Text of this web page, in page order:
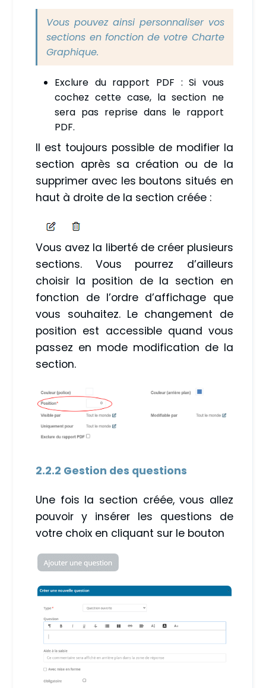
Vous pouvez ainsi personnaliser vos
sections en fonction de votre Charte
Graphique.
Exclure du rapport PDF : Si vous
cochez cette case, la section ne
sera pas reprise dans le rapport
PDF.
Il est toujours possible de modifier la
section après sa création ou de la
supprimer avec les boutons situés en
haut à droite de la section créée :
Vous avez la liberté de créer plusieurs
sections. Vous pourrez d’ailleurs
choisir la position de la section en
fonction de l’ordre d’affichage que
vous souhaitez. Le changement de
position est accessible quand vous
passez en mode modification de la
section.
2.2.2 Gestion des questions
Une fois la section créée, vous allez
pouvoir y insérer les questions de
votre choix en cliquant sur le bouton